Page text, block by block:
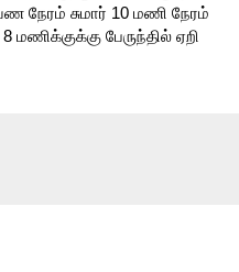
நேரம் சுமார் 10 மணி நேரம்
பேருந்தில் ஏறி